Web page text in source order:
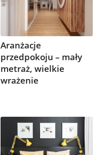
Aranżacje
przedpokoju – mały
metraż, wielkie
wrażenie